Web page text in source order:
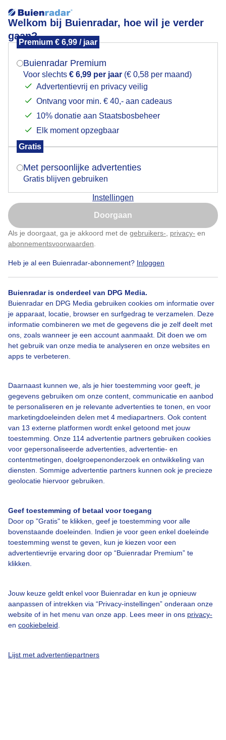
Welkom bij Buienradar, hoe wil je verder
gaan?
Premium € 6,99 / jaar
Buienradar Premium
Voor slechts € 6,99 per jaar (€ 0,58 per maand)
Advertentievrij en privacy veilig
Ontvang voor min. € 40,- aan cadeaus
10% donatie aan Staatsbosbeheer
Elk moment opzegbaar
Gratis
Met persoonlijke advertenties
Gratis blijven gebruiken
Instellingen
Doorgaan
Als je doorgaat, ga je akkoord met de gebruikers- privacy- en
abonnementsvoorwaarden
Heb je al een Buienradar-abonnement? Inloggen
Buienradar is onderdeel van DPG Media.
Buienradar en DPG Media gebruiken cookies om informatie over
je apparaat, locatie, browser en surfgedrag te verzamelen. Deze
informatie combineren we met de gegevens die je zelf deelt met
ons, zoals wanneer je een account aanmaakt. Dit doen we om
het gebruik van onze media te analyseren en onze websites en
apps te verbeteren.
Daarnaast kunnen we, als je hier toestemming voor geeft, je
gegevens gebruiken om onze content, communicatie en aanbod
te personaliseren en je relevante advertenties te tonen, en voor
marketingdoeleinden delen met 4 mediapartners. Ook content
van 13 externe platformen wordt enkel getoond met jouw
toestemming. Onze 114 advertentie partners gebruiken cookies
voor gepersonaliseerde advertenties, advertentie- en
contentmetingen, doelgroepenonderzoek en ontwikkeling van
diensten. Sommige advertentie partners kunnen ook je precieze
geolocatie hiervoor gebruiken.
Geef toestemming of betaal voor toegang
Door op "Gratis" te klikken, geef je toestemming voor alle
bovenstaande doeleinden. Indien je voor geen enkel doeleinde
toestemming wenst te geven, kun je kiezen voor een
advertentievrije ervaring door op “Buienradar Premium” te
klikken.
Jouw keuze geldt enkel voor Buienradar en kun je opnieuw
aanpassen of intrekken via “Privacy-instellingen” onderaan onze
website of in het menu van onze app. Lees meer in ons privacy-
en cookiebeleid
Lijst met advertentiepartners
Naar buiten? Check
de Buienradar!
4,4
uit 5
Nooit meer verrast worden door een regenbui? Check
dan de app
bekijken van het weer op jouw locatie! Naast de vertrouwde radars
hebben de achtergrondkaarten de nodige updates gekregen. Zo heb
je altijd en overal Buienradar weer bij de hand!
Download voor iOS
Welkom bij Buienradar, het meest complete
weerplatform!
Alleen bij Buienradar heb je snel inzicht in het weer op jouw locatie.
ook een Motregen-, Sneeuw-, Onweerradar en verschillende
weerkaarten met o.a. de actuele temperatuur of wind.
Mogen we je locatie gebruiken voor het
Indien je hier nog geen akkoord op hebt gegeven,
verschijnt er zo een pop-up uit je browser waarin
Is goed, toon de popup
Nu niet, misschien later
Klik hierom dit aan te passen